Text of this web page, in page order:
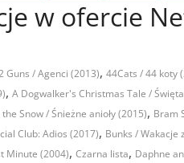
w ofercie
Guns / Agenci (2013), 44Cats / 44 koty
, A Dogwalker's Christmas Tale /
Snow / Śnieżne anioły (2015), Bram
Club: Adios (2017), Bunks / Wakacje
Minute (2004), Czarna lista, Daphne